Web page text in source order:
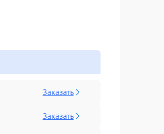
Заказать
Заказать